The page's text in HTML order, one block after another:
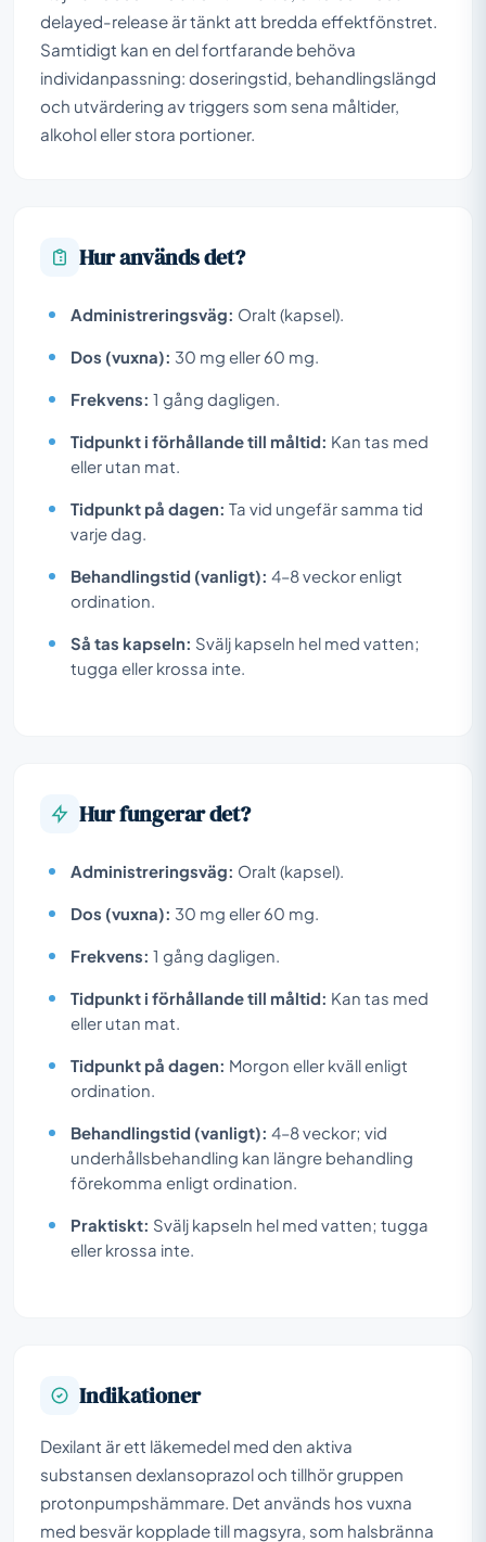
delayed-release är tänkt att bredda effektfönstret.
Samtidigt kan en del fortfarande behöva
individanpassning: doseringstid, behandlingslängd
och utvärdering av triggers som sena måltider,
alkohol eller stora portioner.
Hur används det?
Administreringsväg: Oralt (kapsel).
Dos (vuxna): 30 mg eller 60 mg.
Frekvens: 1 gång dagligen.
Tidpunkt i förhållande till måltid: Kan tas med
eller utan mat.
Tidpunkt på dagen: Ta vid ungefär samma tid
varje dag.
Behandlingstid (vanligt): 4–8 veckor enligt
ordination.
Så tas kapseln: Svälj kapseln hel med vatten;
tugga eller krossa inte.
Hur fungerar det?
Administreringsväg: Oralt (kapsel).
Dos (vuxna): 30 mg eller 60 mg.
Frekvens: 1 gång dagligen.
Tidpunkt i förhållande till måltid: Kan tas med
eller utan mat.
Tidpunkt på dagen: Morgon eller kväll enligt
ordination.
Behandlingstid (vanligt): 4–8 veckor; vid
underhållsbehandling kan längre behandling
förekomma enligt ordination.
Praktiskt: Svälj kapseln hel med vatten; tugga
eller krossa inte.
Indikationer
Dexilant är ett läkemedel med den aktiva
substansen dexlansoprazol och tillhör gruppen
protonpumpshämmare. Det används hos vuxna
med besvär kopplade till magsyra, som halsbränna